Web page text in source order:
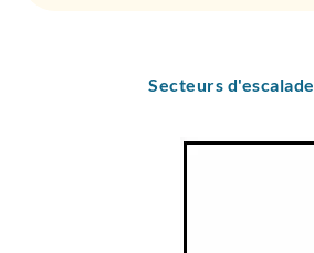
Secteurs d'escalade